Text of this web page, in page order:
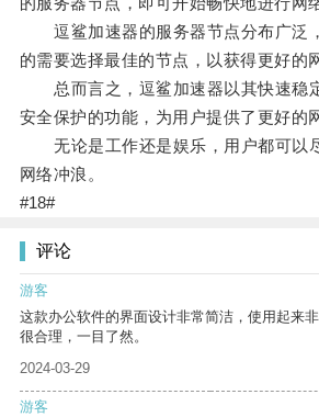
逗鲨加速器的服务器节点分布广泛
的需要选择最佳的节点，以获得更好的
总而言之，逗鲨加速器以其快速稳
安全保护的功能，为用户提供了更好的
无论是工作还是娱乐，用户都可以
网络冲浪。
#18#
评论
游客
这款办公软件的界面设计非常简洁，使用起来
很合理，一目了然。
2024-03-29
游客